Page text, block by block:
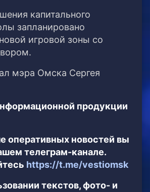
капитального
запланировано
игровой зоны со
мэра Омска Сергея
продукции
оперативных новостей вы
телеграм-канале.
https://t.me/vestiomsk
текстов, фото- и